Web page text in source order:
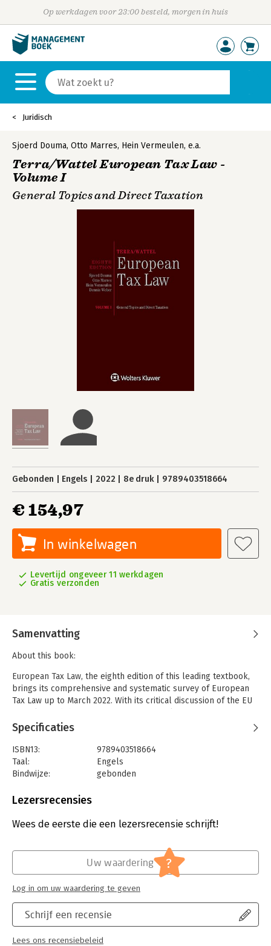
Op werkdagen voor 23:00 besteld, morgen in huis
Juridisch
Sjoerd Douma, Otto Marres, Hein Vermeulen, e.a.
Terra/Wattel European Tax Law -
Volume I
General Topics and Direct Taxation
Gebonden Engels 2022 8e druk 9789403518664
€ 154,97
In winkelwagen
Levertijd ongeveer 11 werkdagen
Gratis verzonden
Samenvatting
About this book:
European Tax Law, the eighth edition of this leading textbook,
brings its comprehensive and systematic survey of European
Tax Law up to March 2022. With its critical discussion of the EU
surpasses every other textbook on EU Tax Law in its
clarification and analysis of the implications of the EU Treaties
and secondary EU law for national and bilateral tax law. This
edition discusses the
current negative integration of tax law on
the incompatibility of national tax measures with the Treaty
integration of tax law measures taken at the Union level and
What is in this book:
Volume I includes the following:
(1)
The far-reaching consequences of the EU free
movement rights, the EU State aid prohibition, the EU Charter
of Fundamental Rights, and the general principles of EU law
for national tax law, tax treaties, national (tax) procedure, State
liability, and relations with third States.
"Times New Roman"; color:#222222; font-size: 14px;">(2)
Specificaties
ISBN13:
9789403518664
Taal:
Engels
Bindwijze:
gebonden
Druk:
Belastingrecht - Europees belastingrecht
Lezersrecensies
Wees de eerste die een lezersrecensie schrijft!
Schrijf een recensie
Lees ons recensiebeleid
Uw waardering ?
Log in om uw waardering te geven